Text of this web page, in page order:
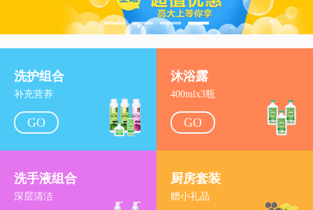
洗护组合
补充营养
GO
沐浴露
400mlx3瓶
GO
洗手液组合
深层清洁
厨房套装
赠小礼品